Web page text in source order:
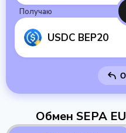
Получаю
USDC BEP20
Обмен SEPA